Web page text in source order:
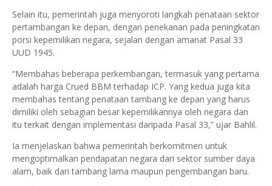
Selain itu, pemerintah juga menyoroti langkah penataan sektor
pertambangan ke depan, dengan penekanan pada peningkatan
porsi kepemilikan negara, sejalan dengan amanat Pasal 33
UUD 1945.
“Membahas beberapa perkembangan, termasuk yang pertama
adalah harga Crued BBM terhadap ICP. Yang kedua juga kita
membahas tentang penataan tambang ke depan yang harus
dimiliki oleh sebagian besar kepemilikannya oleh negara dan
itu terkait dengan implementasi daripada Pasal 33,” ujar Bahlil.
Ia menjelaskan bahwa pemerintah berkomitmen untuk
mengoptimalkan pendapatan negara dari sektor sumber daya
alam, baik dari tambang lama maupun pengembangan baru.